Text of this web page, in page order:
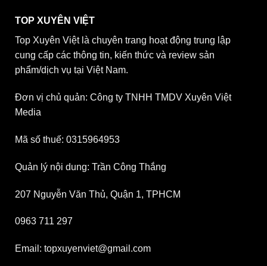
TOP XUYÊN VIỆT
Top Xuyên Việt là chuyên trang hoạt động trung lập
cung cấp các thông tin, kiến thức và review sản
phẩm/dịch vụ tại Việt Nam.
Đơn vị chủ quản: Công ty TNHH TMDV Xuyên Việt
Media
Mã số thuế: 0315964953
Quản lý nội dung: Trần Công Thắng
207 Nguyễn Văn Thủ, Quận 1, TPHCM
0963 711 297
Email: topxuyenviet@gmail.com